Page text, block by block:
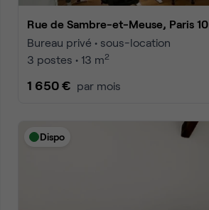
Rue de Sambre-et-Meuse, Paris 10
Bureau privé • sous-location
3 postes • 13 m2
1 650 € par mois
Dispo